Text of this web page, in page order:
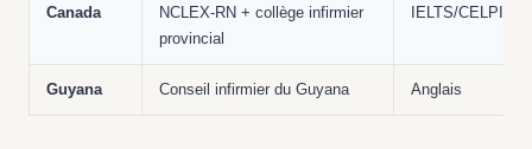
Canada
NCLEX-RN + collège infirmier
provincial
IELTS/CELPIP
Guyana Conseil infirmier du Guyana Anglais